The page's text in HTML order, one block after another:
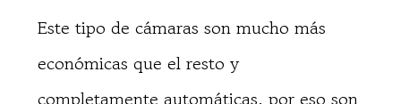
Este tipo de cámaras son mucho más
económicas que el resto y